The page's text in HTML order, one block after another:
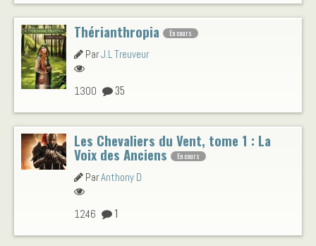
Thérianthropia En cours
ParJ.L Treuveur
1300 35
Les Chevaliers du Vent, tome 1 : La
Voix des Anciens En cours
ParAnthony D
1246 1